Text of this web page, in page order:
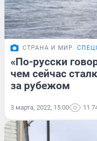
СТРАНА И МИР
«По-русски
чем сейчас
за рубежом
3 марта, 2022, 15:00 11